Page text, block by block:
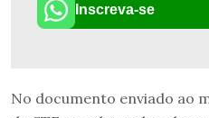
Inscreva-se
No documento enviado ao